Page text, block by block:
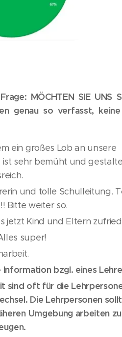
MÖCHTEN SIE UNS
genau so verfasst,
ein großes Lob an unsere
ist sehr bemüht und
und tolle Schulleitung.
Bitte weiter so.
jetzt Kind und Eltern
super!
bzgl. eines
sind oft für die
Die Lehrpersonen
Umgebung arbeiten